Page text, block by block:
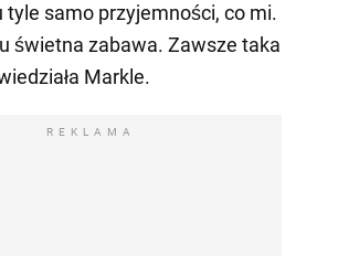
tyle samo przyjemności, co mi.
świetna zabawa. Zawsze taka
Markle.
REKLAMA